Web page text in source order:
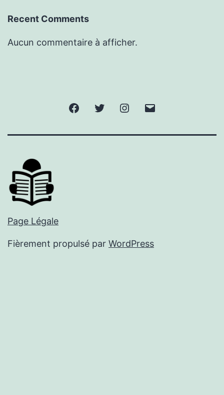
Recent Comments
Aucun commentaire à afficher.
FacebookTwitter Instagram
Page Légale
Fièrement propulsé par WordPress